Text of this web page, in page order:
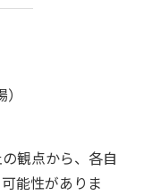
観点から、各自
能性がありま